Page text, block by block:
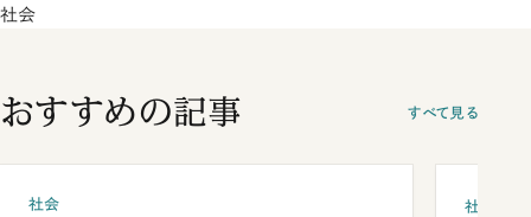
社会
おすすめの記事 すべて見る
社会 社会